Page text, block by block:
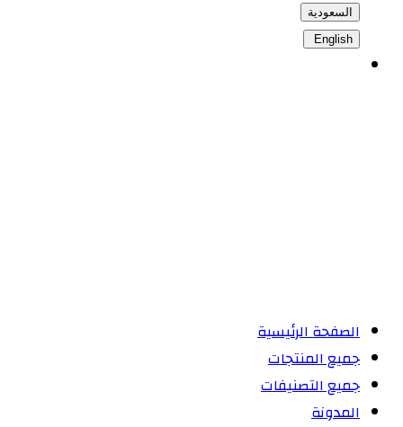
السعودية
English
الصفحة الرئيسية
جميع المنتجات
جميع التصنيفات
المدونة